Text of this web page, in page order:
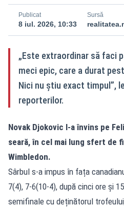
Publicat
8 iul. 2026, 10:33
Sursă
„Este extraordinar să faci
meci epic, care a durat
Nici nu știu exact timpul”,
reporterilor.
Novak Djokovic l-a învins pe
seară, în cel mai lung sfert de
Wimbledon.
Sârbul s-a impus în fața
7(4), 7-6(10-4), după cinci ore și
semifinale cu deținătorul